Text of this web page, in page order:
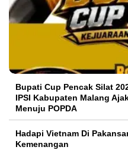
Bupati Cup Pencak Silat
IPSI Kabupaten Malang
Menuju POPDA
Hadapi Vietnam Di
Kemenangan